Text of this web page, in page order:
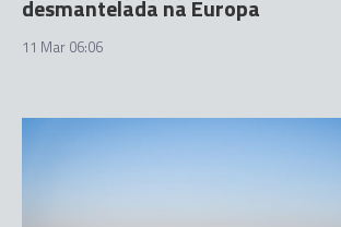
desmantelada na Europa
11 Mar 06:06